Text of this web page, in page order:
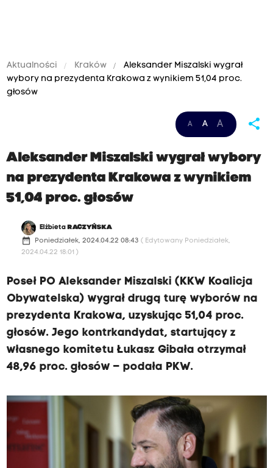
Aktualności Kraków
Aleksander Miszalski wygrał
wybory na prezydenta Krakowa z wynikiem 51,04 proc.
głosów
A A A share
Aleksander Miszalski wygrał wybory
na prezydenta Krakowa z wynikiem
51,04 proc. głosów
Elżbieta RACZYŃSKA
date_range Poniedziałek, 2024.04.22 08:43 ( Edytowany Poniedziałek,
2024.04.22 18:01 )
Poseł PO Aleksander Miszalski (KKW Koalicja
Obywatelska) wygrał drugą turę wyborów na
prezydenta Krakowa, uzyskując 51,04 proc.
głosów. Jego kontrkandydat, startujący z
własnego komitetu Łukasz Gibała otrzymał
48,96 proc. głosów – podała PKW.